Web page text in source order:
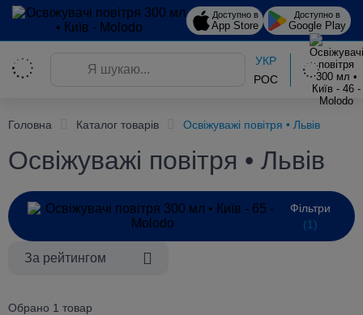
Доступно в
App Store
Доступно в
Google Play
УКР
РОС
Головна Каталог товарів Освіжуважі повітря • Львів
Освіжуважі повітря • Львів
Фільтри
(1)
За рейтингом
Обрано 1 товар